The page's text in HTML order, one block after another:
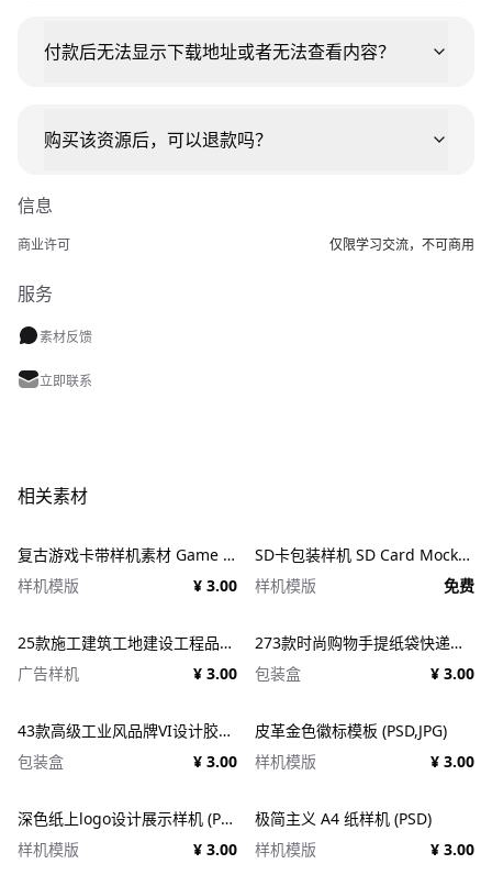
付款后无法显示下载地址或者无法查看内容？
购买该资源后，可以退款吗？
信息
商业许可 仅限学习交流，不可商用
服务
素材反馈
立即联系
相关素材
复古游戏卡带样机素材 Game Cartridge Mockup Bundle Retro
样机模版
¥ 3.00
SD卡包装样机 SD Card Mockup
样机模版
免费
25款施工建筑工地建设工程品牌VI应用设计ps样机素材展示效果图 25x Construction Mockup Bundle Vol.02
广告样机
¥ 3.00
273款时尚购物手提纸袋快递气泡塑料袋纸箱设计贴图PSD样机 Printhouse Mockups Bundle v.1
包装盒
¥ 3.00
43款高级工业风品牌VI设计胶带包装纸盒名片信纸信封展示效果图PSD样机 Duct tape &#038; Box mockups
包装盒
¥ 3.00
皮革金色徽标模板 (PSD,JPG)
样机模版
¥ 3.00
深色纸上logo设计展示样机 (PSD)
样机模版
¥ 3.00
极简主义 A4 纸样机 (PSD)
样机模版
¥ 3.00